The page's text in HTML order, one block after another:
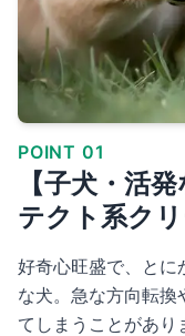
POINT 01
【子犬・活
テクト系ク
好奇心旺盛で、とに
な犬。急な方向転換
てしまうことがあり